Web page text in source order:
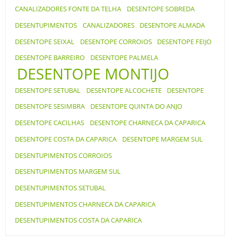
CANALIZADORES FONTE DA TELHA
DESENTOPE SOBREDA
DESENTUPIMENTOS
CANALIZADORES
DESENTOPE ALMADA
DESENTOPE SEIXAL
DESENTOPE CORROIOS
DESENTOPE FEIJO
DESENTOPE BARREIRO
DESENTOPE PALMELA
DESENTOPE MONTIJO
DESENTOPE SETUBAL DESENTOPE ALCOCHETE
DESENTOPE
DESENTOPE SESIMBRA
DESENTOPE QUINTA DO ANJO
DESENTOPE CACILHAS
DESENTOPE CHARNECA DA CAPARICA
DESENTOPE COSTA DA CAPARICA
DESENTOPE MARGEM SUL
DESENTUPIMENTOS CORROIOS
DESENTUPIMENTOS MARGEM SUL
DESENTUPIMENTOS SETUBAL
DESENTUPIMENTOS CHARNECA DA CAPARICA
DESENTUPIMENTOS COSTA DA CAPARICA